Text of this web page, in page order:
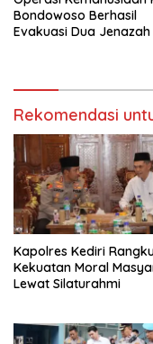
Bondowoso Berhasil
Evakuasi Dua
Rekomendasi
Kapolres Kediri
Kekuatan Moral
Lewat Silaturahmi